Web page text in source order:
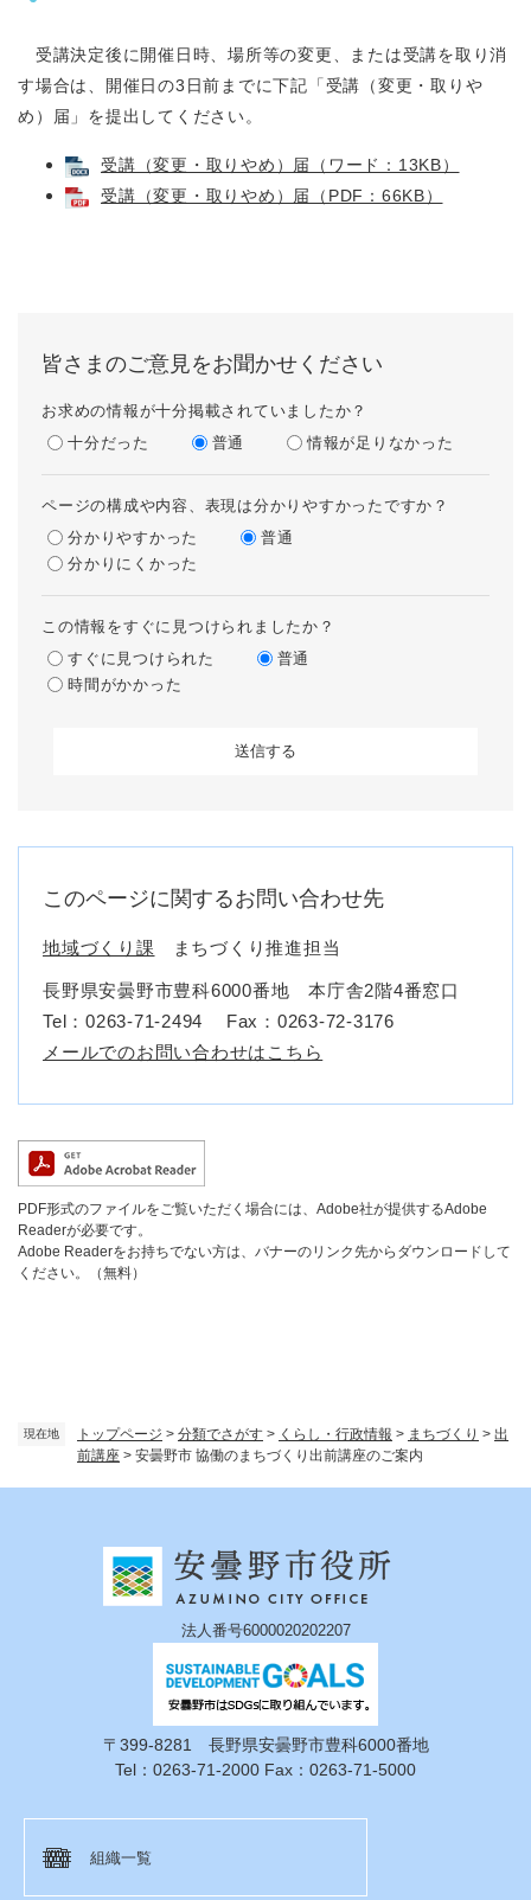
現在地 トップページ > 分類でさがす > くらし・行政情報 > まちづくり > 出
前講座 > 安曇野市 協働のまちづくり出前講座のご案内
受講決定後に開催日時、場所等の変更、または受講を取り消
す場合は、開催日の3日前までに下記「受講（変更・取りや
め）届」を提出してください。
受講（変更・取りやめ）届（ワード：13KB）
受講（変更・取りやめ）届（PDF：66KB）
皆さまのご意見をお聞かせください
お求めの情報が十分掲載されていましたか？
十分だった
普通 情報が足りなかった
ページの構成や内容、表現は分かりやすかったですか？
分かりやすかった
普通
分かりにくかった
この情報をすぐに見つけられましたか？
すぐに見つけられた
普通
時間がかかった
このページに関するお問い合わせ先
地域づくり課 まちづくり推進担当
長野県安曇野市豊科6000番地 本庁舎2階4番窓口
Tel：0263-71-2494
Fax：0263-72-3176
メールでのお問い合わせはこちら
PDF形式のファイルをご覧いただく場合には、Adobe社が提供するAdobe
Readerが必要です。
Adobe Readerをお持ちでない方は、バナーのリンク先からダウンロードして
ください。（無料）
法人番号6000020202207
〒399-8281 長野県安曇野市豊科6000番地
Tel：0263-71-2000 Fax：0263-71-5000
組織一覧